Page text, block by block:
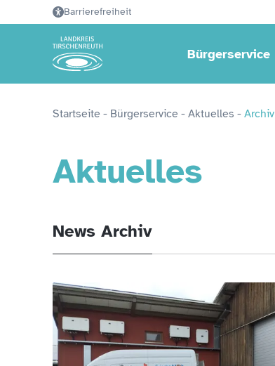
Barrierefreiheit
Bürgerservice
Startseite - Bürgerservice - Aktuelles - Archiv
Aktuelles
News Archiv